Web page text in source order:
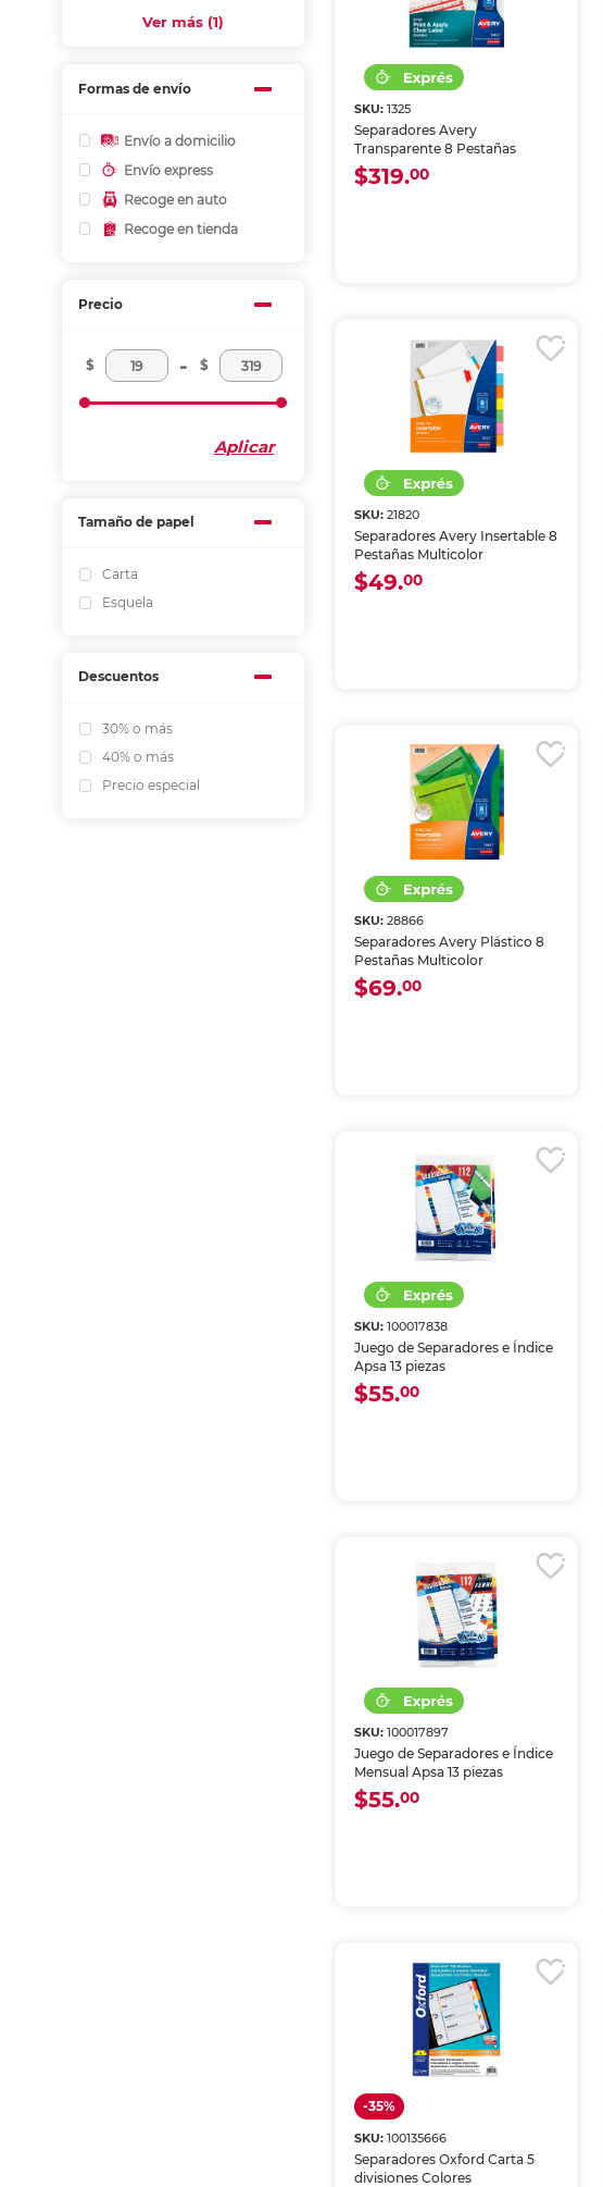
Ver más (1)
Formas de envío
Envío a domicilio
Envío express
Recoge en auto
Recoge en tienda
Precio
$ - $
Aplicar
Tamaño de papel
Carta
Esquela
Descuentos
30% o más
40% o más
Precio especial
SKU:1325
Separadores Avery
Transparente 8 Pestañas
$319.00
SKU:21820
Separadores Avery Insertable 8
Pestañas Multicolor
$49.00
SKU:28866
Separadores Avery Plástico 8
Pestañas Multicolor
$69.00
SKU:100017838
Juego de Separadores e Índice
Apsa 13 piezas
$55.00
SKU:100017897
Juego de Separadores e Índice
Mensual Apsa 13 piezas
$55.00
-35%
SKU:100135666
Separadores Oxford Carta 5
divisiones Colores